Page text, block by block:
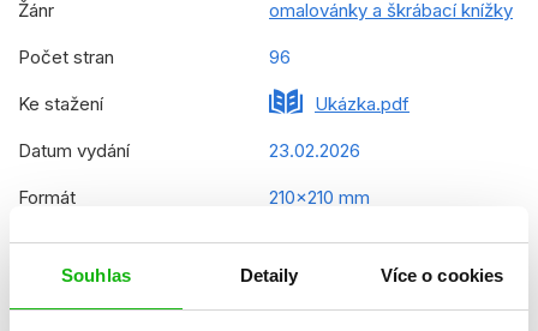
Souhlas Detaily Více o cookies
Žánr omalovánky a škrábací knížky
Počet stran 96
Ke stažení Ukázka.pdf
Datum vydání 23.02.2026
Formát 210x210 mm
Hmotnost 0,323 kg
čeština